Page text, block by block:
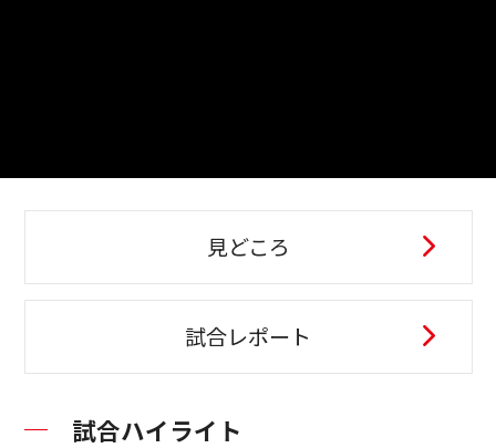
見どころ
試合レポート
試合ハイライト